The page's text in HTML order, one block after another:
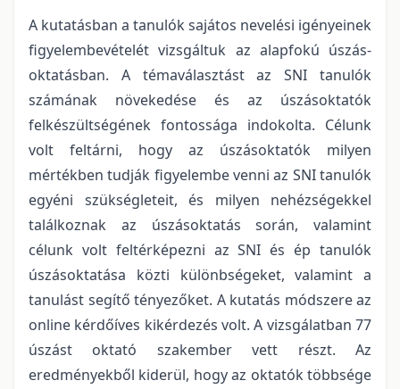
A kutatásban a tanulók sajátos nevelési igényeinek
figyelembevételét vizsgáltuk az alapfokú úszás-
oktatásban. A témaválasztást az SNI tanulók
számának növekedése és az úszásoktatók
felkészültségének fontossága indokolta. Célunk
volt feltárni, hogy az úszásoktatók milyen
mértékben tudják figyelembe venni az SNI tanulók
egyéni szükségleteit, és milyen nehézségekkel
találkoznak az úszásoktatás során, valamint
célunk volt feltérképezni az SNI és ép tanulók
úszásoktatása közti különbségeket, valamint a
tanulást segítő tényezőket. A kutatás módszere az
online kérdőíves kikérdezés volt. A vizsgálatban 77
úszást oktató szakember vett részt. Az
eredményekből kiderül, hogy az oktatók többsége